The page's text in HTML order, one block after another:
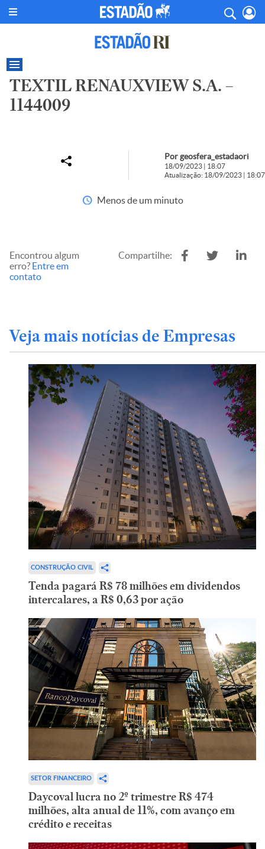
TEXTIL RENAUXVIEW S.A. –
1144009
Por geosfera_estadaori
18/09/2023 | 18:07
Atualização: 18/09/2023 | 18:07
Menos de um minuto
Encontrou algum
erro? Entre em
contato
Compartilhe:
Veja mais notícias de Empresas
CONSTRUÇÃO CIVIL
Tenda pagará R$ 78 milhões em dividendos
intercalares, a R$ 0,63 por ação
SETOR FINANCEIRO
Daycoval lucra no 2º trimestre R$ 474
milhões, alta anual de 11%, com avanço em
crédito e receitas